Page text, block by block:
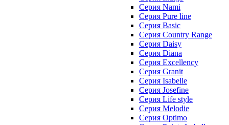
Cерия Nami
Cерия Pure line
Серия Basic
Серия Country Range
Серия Daisy
Серия Diana
Серия Excellency
Серия Granit
Серия Isabelle
Серия Josefine
Серия Life style
Серия Melodie
Серия Optimo